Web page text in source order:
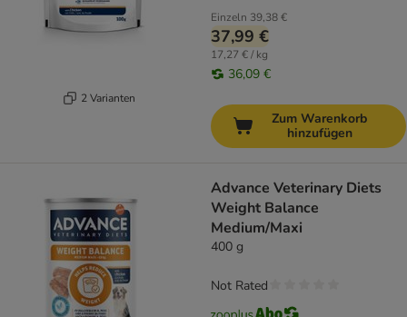
2 Varianten
Einzeln 39,38 €
37,99 €
17,27 € / kg
36,09 €
Zum Warenkorb
hinzufügen
Advance Veterinary Diets
Weight Balance
Medium/Maxi
400 g
Not Rated